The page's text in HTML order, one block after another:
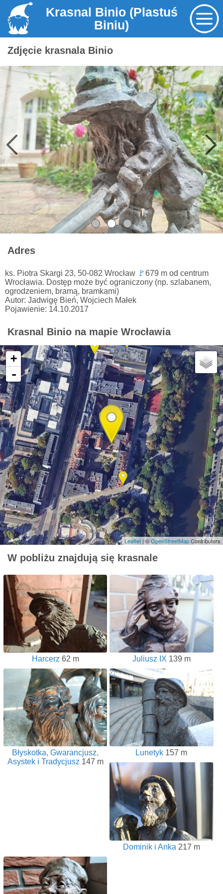
Krasnal Binio (Plastuś
Biniu)
Zdjęcie krasnala Binio
Adres
ks. Piotra Skargi 23, 50-082 Wrocław 🚩679 m od centrum
Wrocławia. Dostęp może być ograniczony (np. szlabanem,
ogrodzeniem, bramą, bramkami)
Autor: Jadwigę Bień, Wojciech Małek
Pojawienie: 14.10.2017
Krasnal Binio na mapie Wrocławia
+
-
Leaflet | ©OpenStreetMapContributors
W pobliżu znajdują się krasnale
Harcerz 62 m Juliusz IX 139 m
Błyskotka, Gwarancjusz,
Asystek i Tradycjusz 147 m
Lunetyk 157 m
Dominik i Anka 217 m